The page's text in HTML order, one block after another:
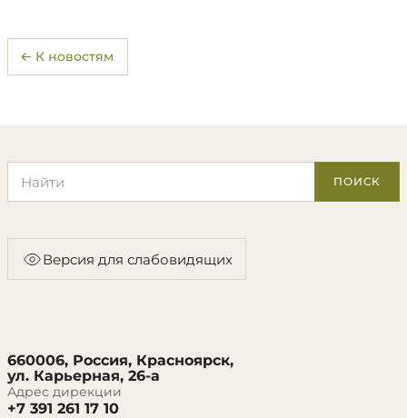
← К новостям
ПОИСК
Версия для слабовидящих
660006, Россия, Красноярск,
ул. Карьерная, 26-а
Адрес дирекции
+7 391 261 17 10